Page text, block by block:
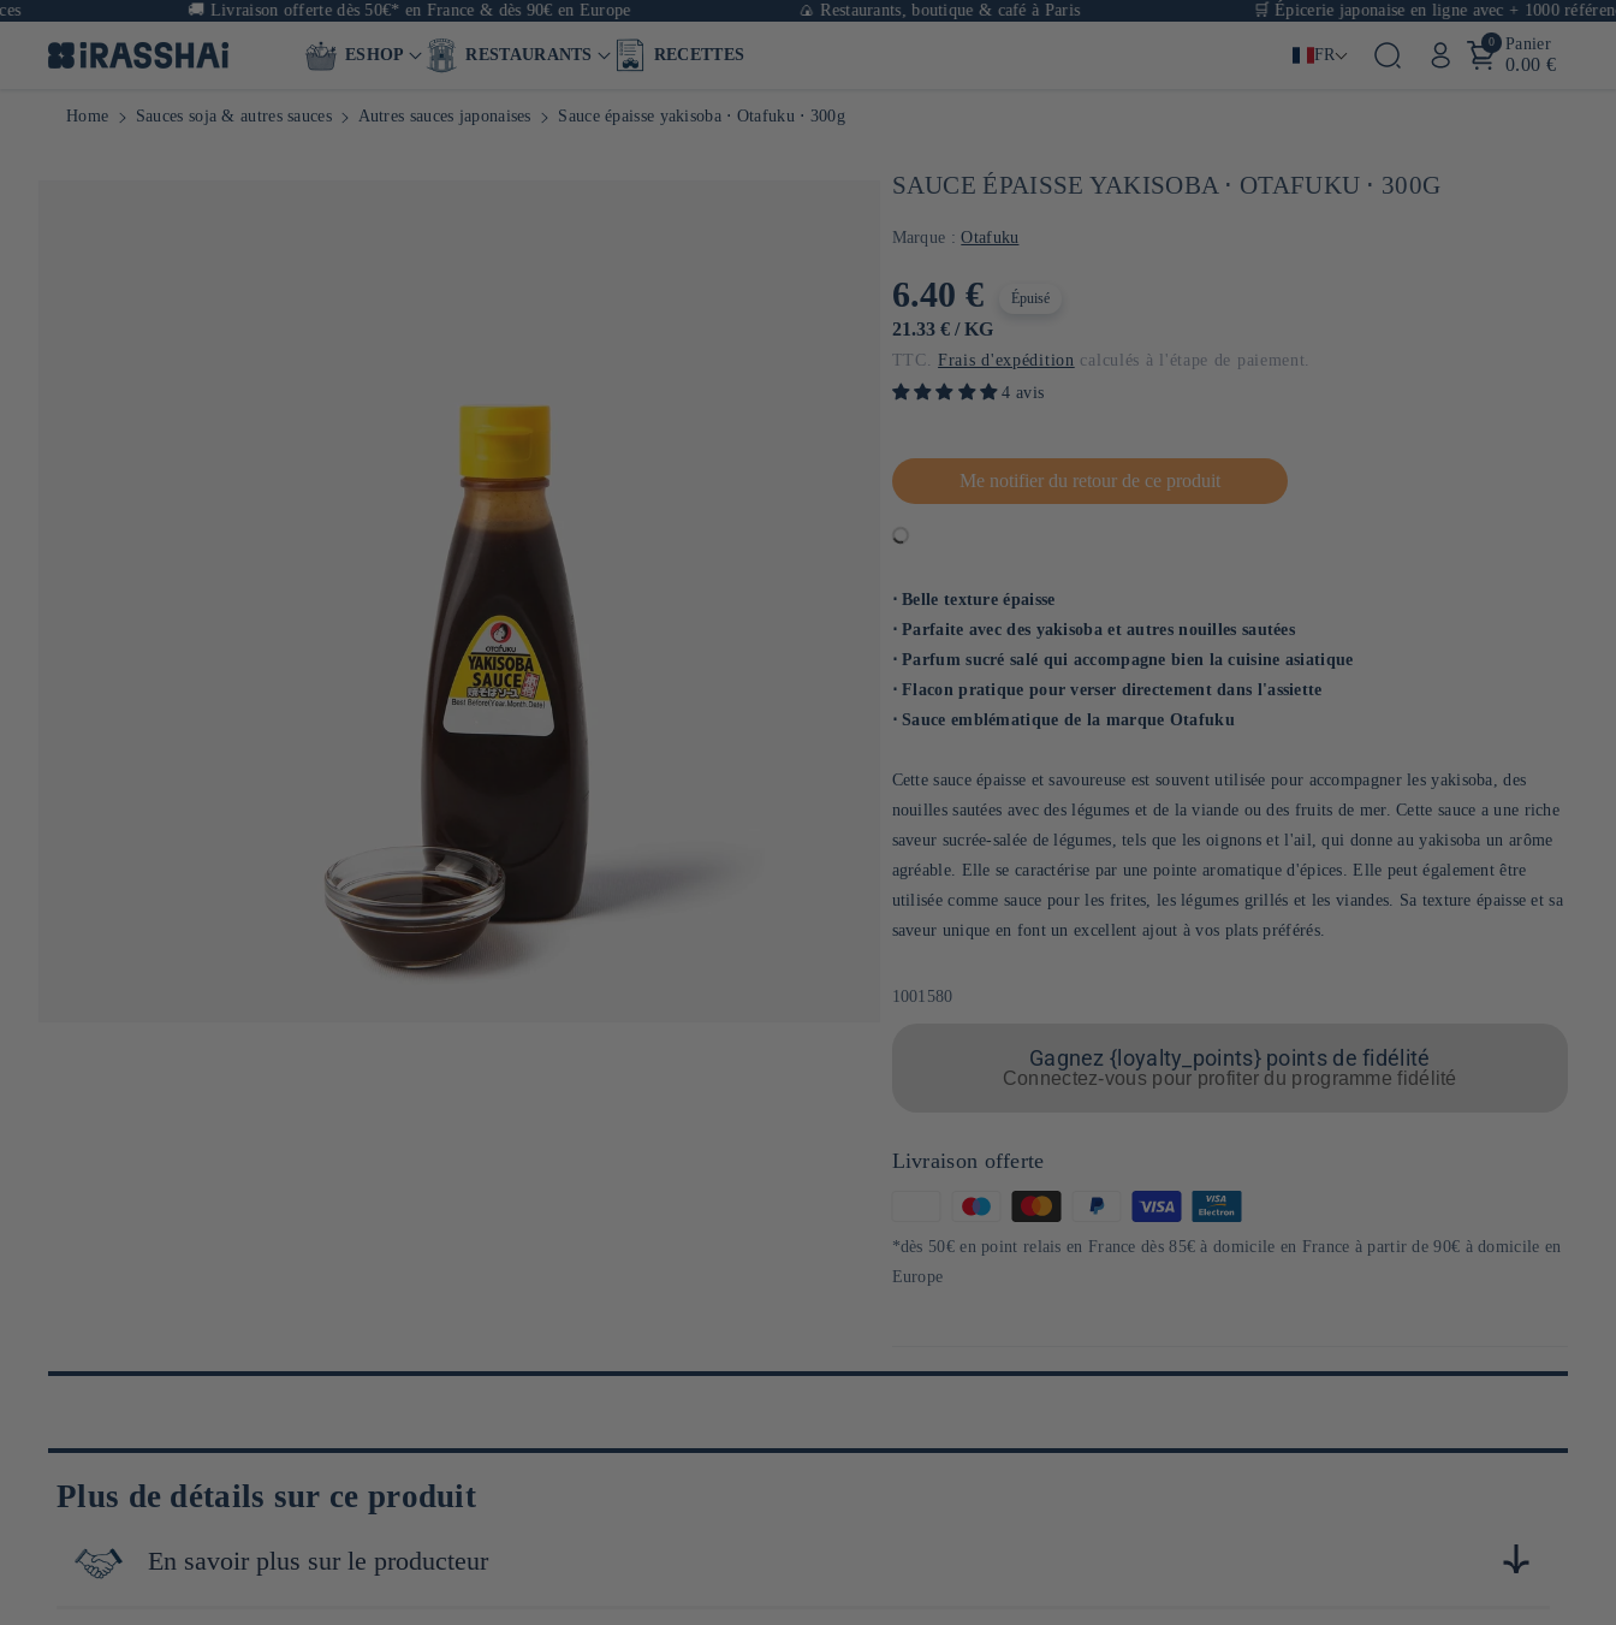
Livraison offerte dès 50€* en France & dès 90€ en Europe 🍙 Restaurants, boutique & café à Paris 🛒 Épicerie japonaise en ligne avec + 1000 références
ESHOP RESTAURANTS RECETTES FR
0 Panier
0.00 €
Home Sauces soja & autres sauces Autres sauces japonaises Sauce épaisse yakisoba ⋅ Otafuku ⋅ 300g
SAUCE ÉPAISSE YAKISOBA ⋅ OTAFUKU ⋅ 300G
Marque : Otafuku
Prix
habituel
6.40 €
PRIX
21.33 € / PAR
KG
Épuisé
TTC. Frais d'expédition calculés à l'étape de paiement.
4 avis
Me notifier du retour de ce produit
⋅ Belle texture épaisse
⋅ Parfaite avec des yakisoba et autres nouilles sautées
⋅ Parfum sucré salé qui accompagne bien la cuisine asiatique
⋅ Flacon pratique pour verser directement dans l'assiette
⋅ Sauce emblématique de la marque Otafuku
Cette sauce épaisse et savoureuse est souvent utilisée pour accompagner les yakisoba, des
nouilles sautées avec des légumes et de la viande ou des fruits de mer. Cette sauce a une riche
saveur sucrée-salée de légumes, tels que les oignons et l'ail, qui donne au yakisoba un arôme
agréable. Elle se caractérise par une pointe aromatique d'épices. Elle peut également être
utilisée comme sauce pour les frites, les légumes grillés et les viandes. Sa texture épaisse et sa
saveur unique en font un excellent ajout à vos plats préférés.
SKU:
1001580
Gagnez {loyalty_points} points de fidélité
Connectez-vous pour profiter du programme fidélité
Livraison offerte
de
paiement
*dès 50€ en point relais en France dès 85€ à domicile en France à partir de 90€ à domicile en
Europe
Plus de détails sur ce produit
En savoir plus sur le producteur